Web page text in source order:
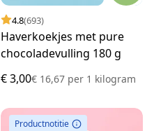
4.8(693)
Haverkoekjes met pure
chocoladevulling 180 g
€ 3,00€ 16,67 per 1 kilogram
Productnotitie